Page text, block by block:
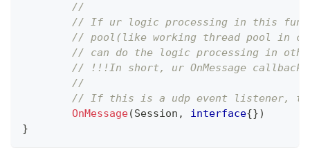
//
// If ur logic processing in this func
// pool(like working thread pool in
// can do the logic processing in other
// !!!In short, ur OnMessage callback
//
// If this is a udp event listener, the
OnMessage(Session , interface{})
}